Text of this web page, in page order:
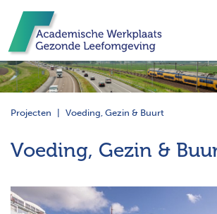
Projecten Voeding, Gezin & Buurt
Voeding, Gezin &